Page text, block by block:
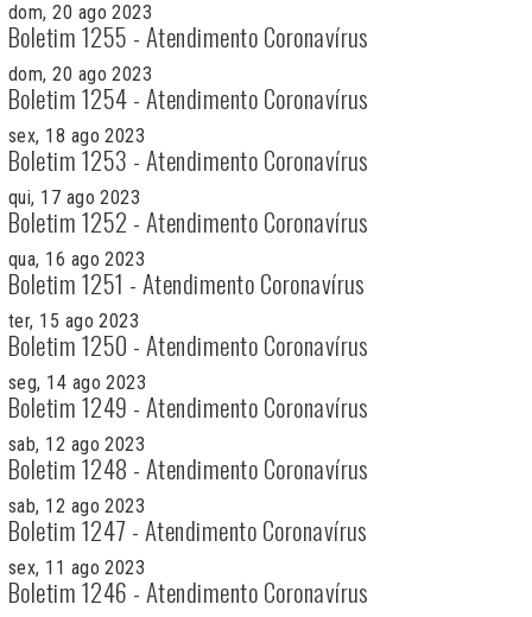
dom, 20 ago 2023
Boletim 1255 - Atendimento Coronavírus
dom, 20 ago 2023
Boletim 1254 - Atendimento Coronavírus
sex, 18 ago 2023
Boletim 1253 - Atendimento Coronavírus
qui, 17 ago 2023
Boletim 1252 - Atendimento Coronavírus
qua, 16 ago 2023
Boletim 1251 - Atendimento Coronavírus
ter, 15 ago 2023
Boletim 1250 - Atendimento Coronavírus
seg, 14 ago 2023
Boletim 1249 - Atendimento Coronavírus
sab, 12 ago 2023
Boletim 1248 - Atendimento Coronavírus
sab, 12 ago 2023
Boletim 1247 - Atendimento Coronavírus
sex, 11 ago 2023
Boletim 1246 - Atendimento Coronavírus